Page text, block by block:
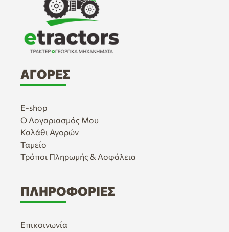
ΑΓΟΡΈΣ
E-shop
Ο Λογαριασμός Μου
Καλάθι Αγορών
Ταμείο
Τρόποι Πληρωμής & Ασφάλεια
ΠΛΗΡΟΦΟΡΊΕΣ
Επικοινωνία